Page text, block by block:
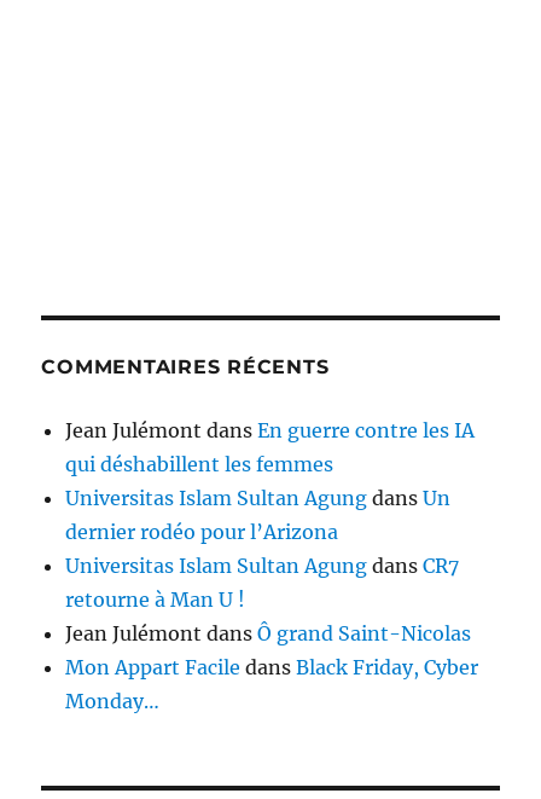
COMMENTAIRES RÉCENTS
Jean Julémont dansEn guerre contre les IA
qui déshabillent les femmes
Universitas Islam Sultan Agung dansUn
dernier rodéo pour l’Arizona
Universitas Islam Sultan Agung dansCR7
retourne à Man U !
Jean Julémont dansÔ grand Saint-Nicolas
Mon Appart Facile dansBlack Friday, Cyber
Monday…